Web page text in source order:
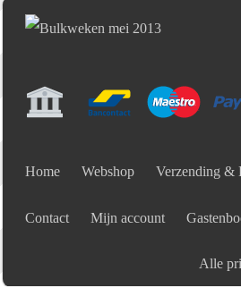
Home Webshop Verzending &
Contact Mijn account
Alle